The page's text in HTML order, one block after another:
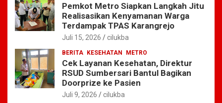
Pemkot Metro Siapkan Langkah Jitu
Realisasikan Kenyamanan Warga
Terdampak TPAS Karangrejo
Juli 15, 2026 cilukba
BERITA KESEHATAN METRO
Cek Layanan Kesehatan, Direktur
RSUD Sumbersari Bantul Bagikan
Doorprize ke Pasien
Juli 9, 2026 cilukba